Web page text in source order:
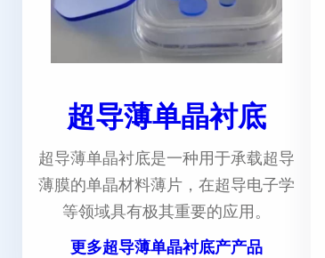
超导薄单晶衬底
超导薄单晶衬底是一种用于承载超导
薄膜的单晶材料薄片，在超导电子学
等领域具有极其重要的应用。
更多超导薄单晶衬底产产品